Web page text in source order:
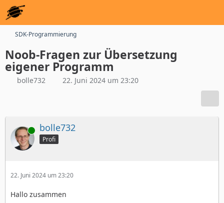
SDK-Programmierung
Noob-Fragen zur Übersetzung
eigener Programm
bolle732 22. Juni 2024 um 23:20
Online bolle732
Profi
22. Juni 2024 um 23:20
Hallo zusammen